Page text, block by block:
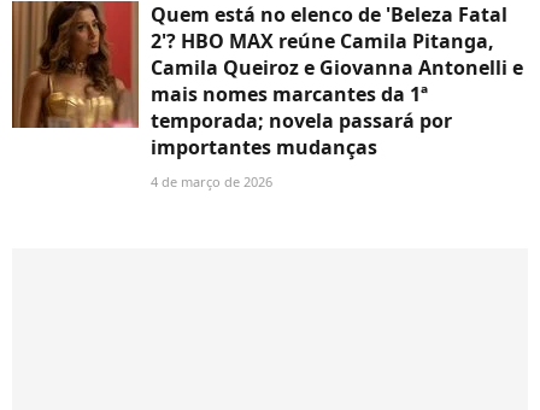
Quem está no elenco de 'Beleza Fatal
2'? HBO MAX reúne Camila Pitanga,
Camila Queiroz e Giovanna Antonelli e
mais nomes marcantes da 1ª
temporada; novela passará por
importantes mudanças
4 de março de 2026